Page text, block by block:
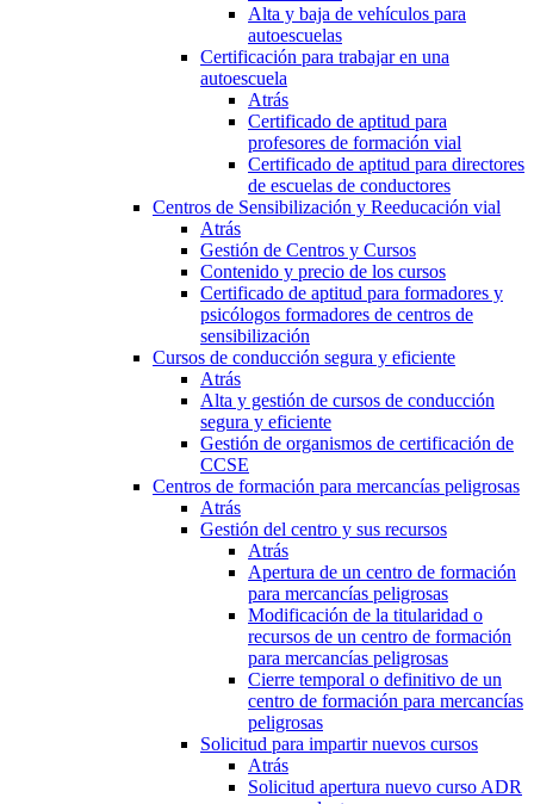
Alta y baja de vehículos para
autoescuelas
Certificación para trabajar en una
autoescuela
Atrás
Certificado de aptitud para
profesores de formación vial
Certificado de aptitud para directores
de escuelas de conductores
Centros de Sensibilización y Reeducación vial
Atrás
Gestión de Centros y Cursos
Contenido y precio de los cursos
Certificado de aptitud para formadores y
psicólogos formadores de centros de
sensibilización
Cursos de conducción segura y eficiente
Atrás
Alta y gestión de cursos de conducción
segura y eficiente
Gestión de organismos de certificación de
CCSE
Centros de formación para mercancías peligrosas
Atrás
Gestión del centro y sus recursos
Atrás
Apertura de un centro de formación
para mercancías peligrosas
Modificación de la titularidad o
recursos de un centro de formación
para mercancías peligrosas
Cierre temporal o definitivo de un
centro de formación para mercancías
peligrosas
Solicitud para impartir nuevos cursos
Atrás
Solicitud apertura nuevo curso ADR